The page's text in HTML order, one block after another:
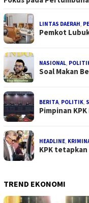
LINTAS DAERAH,
Pemkot
NASIONAL,
Soal Makan
BERITA, POLITIK,
Pimpinan
HEADLINE,
KPK
TREND EKONOMI